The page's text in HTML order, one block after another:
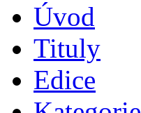
Úvod
Tituly
Edice